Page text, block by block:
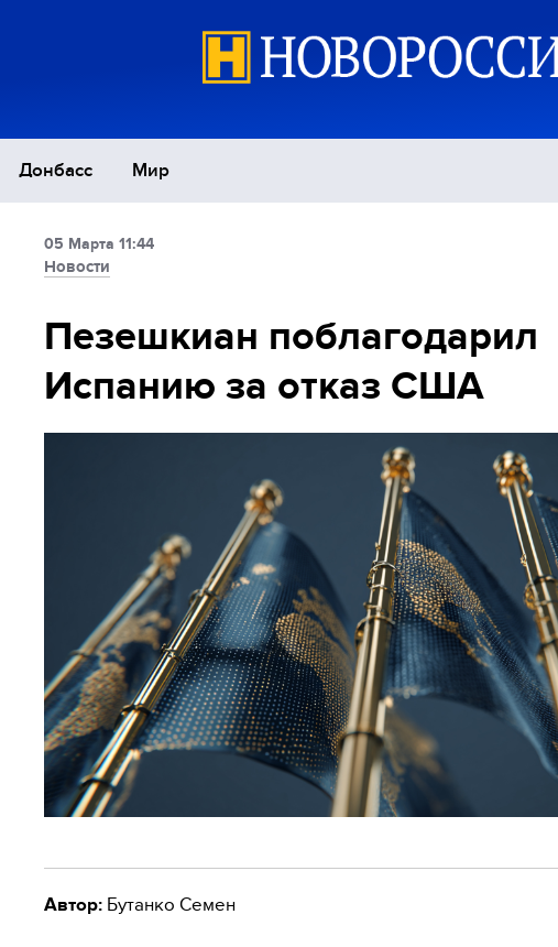
Донбасс Мир
Экономика
Спорт
05 Марта 11:44
Новости
Пезешкиан поблагодарил
Испанию за отказ США
Автор: Бутанко Семен